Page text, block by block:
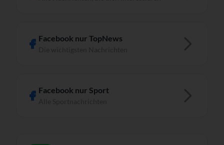
Facebook nur TopNews
Facebook nur Sport